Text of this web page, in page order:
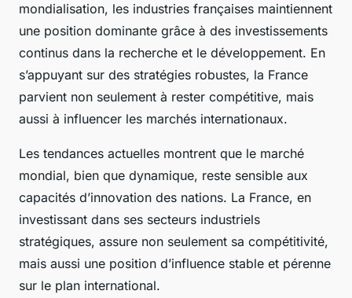
mondialisation, les industries françaises maintiennent
une position dominante grâce à des investissements
continus dans la recherche et le développement. En
s’appuyant sur des stratégies robustes, la France
parvient non seulement à rester compétitive, mais
aussi à influencer les marchés internationaux.
Les tendances actuelles montrent que le marché
mondial, bien que dynamique, reste sensible aux
capacités d’innovation des nations. La France, en
investissant dans ses secteurs industriels
stratégiques, assure non seulement sa compétitivité,
mais aussi une position d’influence stable et pérenne
sur le plan international.